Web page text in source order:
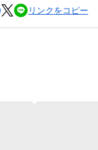
リンクをコピー